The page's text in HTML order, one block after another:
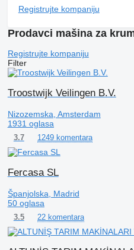
Registrujte kompaniju
Prodavci mašina za
Registrujte kompaniju
Filter
Troostwijk Veilingen B.V.
Nizozemska, Amsterdam
1931 oglasa
3.7 1249 komentara
Fercasa SL
Španjolska, Madrid
50 oglasa
3.5 22 komentara